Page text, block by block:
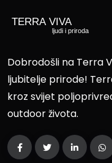
Dobrodošli na Terra
ljubitelje prirode!
kroz svijet
outdoor života.